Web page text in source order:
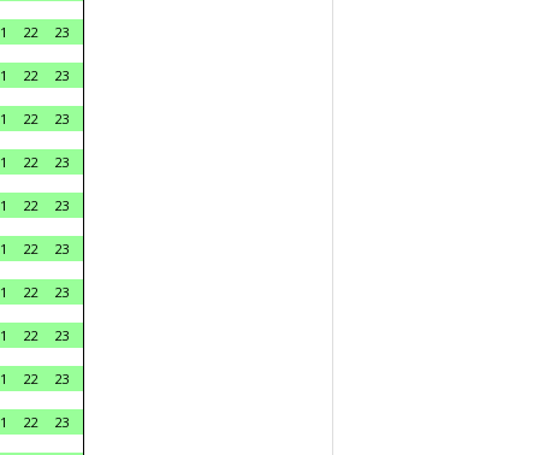
22 23
22 23
22 23
22 23
22 23
22 23
22 23
22 23
22 23
22 23